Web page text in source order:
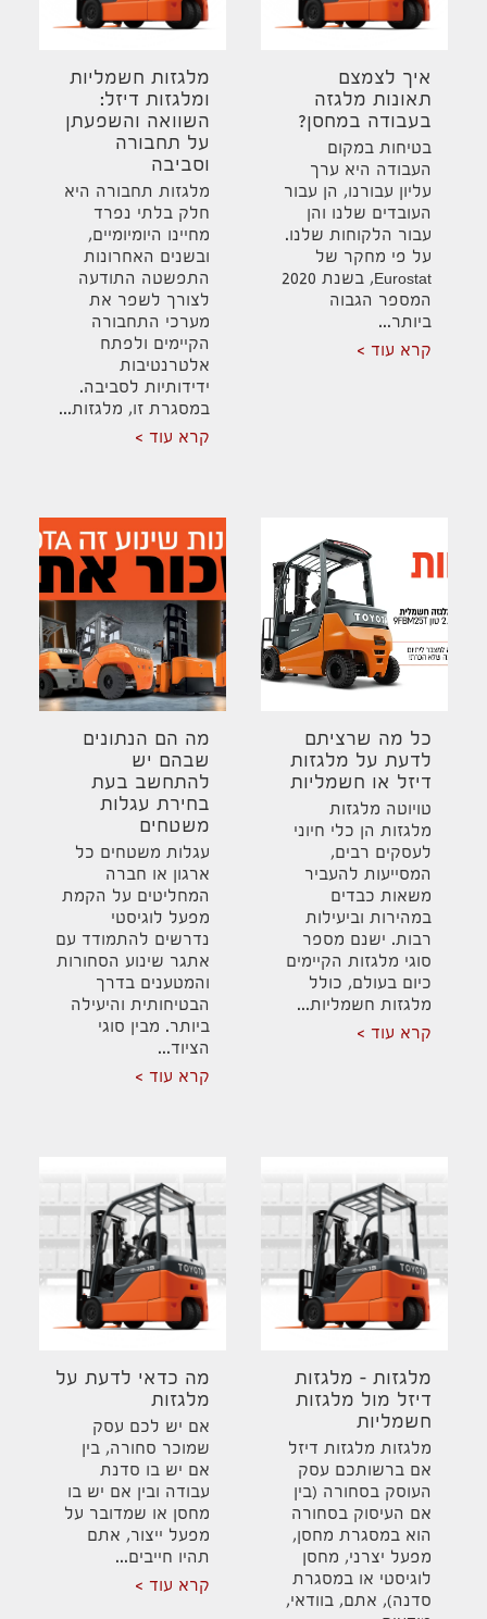
איך לצמצם
תאונות מלגזה
בעבודה במחסן?
בטיחות במקום
העבודה היא ערך
עליון עבורנו, הן עבור
העובדים שלנו והן
עבור הלקוחות שלנו.
על פי מחקר של
Eurostat, בשנת 2020
המספר הגבוה
ביותר...
קרא עוד
מלגזות חשמליות
ומלגזות דיזל:
השוואה והשפעתן
על תחבורה
וסביבה
מלגזות תחבורה היא
חלק בלתי נפרד
מחיינו היומיומיים,
ובשנים האחרונות
התפשטה התודעה
לצורך לשפר את
מערכי התחבורה
הקיימים ולפתח
אלטרנטיבות
ידידותיות לסביבה.
במסגרת זו, מלגזות...
קרא עוד
כל מה שרציתם
לדעת על מלגזות
דיזל או חשמליות
טויוטה מלגזות
מלגזות הן כלי חיוני
לעסקים רבים,
המסייעות להעביר
משאות כבדים
במהירות וביעילות
רבות. ישנם מספר
סוגי מלגזות הקיימים
כיום בעולם, כולל
מלגזות חשמליות...
קרא עוד
מה הם הנתונים
שבהם יש
להתחשב בעת
בחירת עגלות
משטחים
עגלות משטחים כל
ארגון או חברה
המחליטים על הקמת
מפעל לוגיסטי
נדרשים להתמודד עם
אתגר שינוע הסחורות
והמטענים בדרך
הבטיחותית והיעילה
ביותר. מבין סוגי
הציוד...
קרא עוד
מלגזות – מלגזות
דיזל מול מלגזות
חשמליות
מלגזות מלגזות דיזל
אם ברשותכם עסק
העוסק בסחורה (בין
אם העיסוק בסחורה
הוא במסגרת מחסן,
מפעל יצרני, מחסן
לוגיסטי או במסגרת
סדנה), אתם, בוודאי,
מה כדאי לדעת על
מלגזות
אם יש לכם עסק
שמוכר סחורה, בין
אם יש בו סדנת
עבודה ובין אם יש בו
מחסן או שמדובר על
מפעל ייצור, אתם
תהיו חייבים...
קרא עוד